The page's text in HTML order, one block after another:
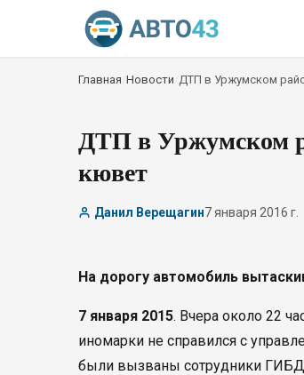
Главная Новости ДТП в Уржумском
ДТП в Уржумском
кювет
Данил Верещагин7 января 2016 г.
На дорогу автомобиль
7 января 2015. Вчера около 22
иномарки не справился с
были вызваны сотрудники